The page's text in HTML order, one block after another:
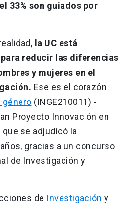
33% son guiados por
la UC está
reducir las diferencias
y mujeres en el
Ese es el corazón
género (INGE210011) -
Proyecto Innovación en
se adjudicó la
gracias a un concurso
de Investigación y
de Investigación y